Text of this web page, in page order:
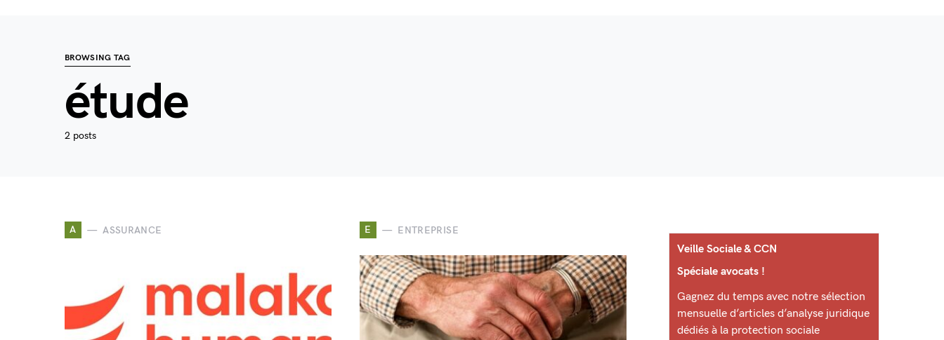
BROWSING TAG
étude
2 posts
A ASSURANCE E ENTREPRISE
Veille Sociale & CCN
Spéciale avocats !
Gagnez du temps avec notre sélection
mensuelle d’articles d’analyse juridique
dédiés à la protection sociale